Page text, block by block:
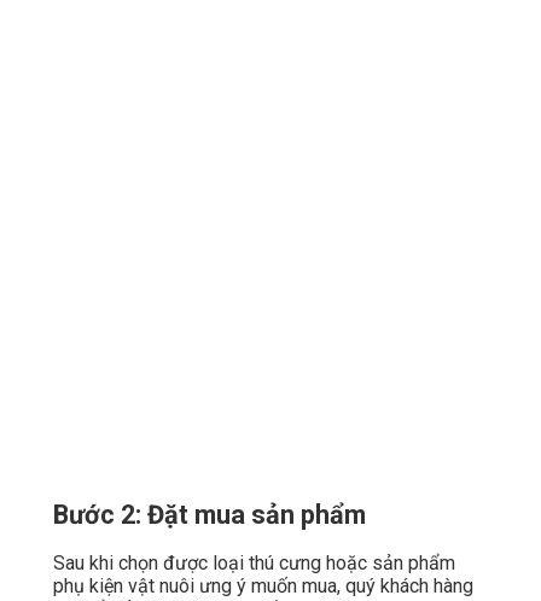
Bước 2: Đặt mua sản phẩm
Sau khi chọn được loại thú cưng hoặc sản phẩm
phụ kiện vật nuôi ưng ý muốn mua, quý khách hàng